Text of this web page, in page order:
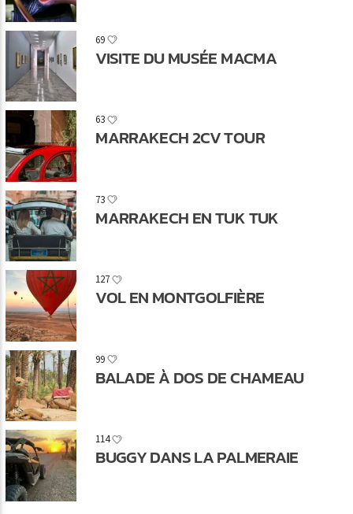
69
VISITE DU MUSÉE MACMA
63
MARRAKECH 2CV TOUR
73
MARRAKECH EN TUK TUK
127
VOL EN MONTGOLFIÈRE
99
BALADE À DOS DE CHAMEAU
114
BUGGY DANS LA PALMERAIE